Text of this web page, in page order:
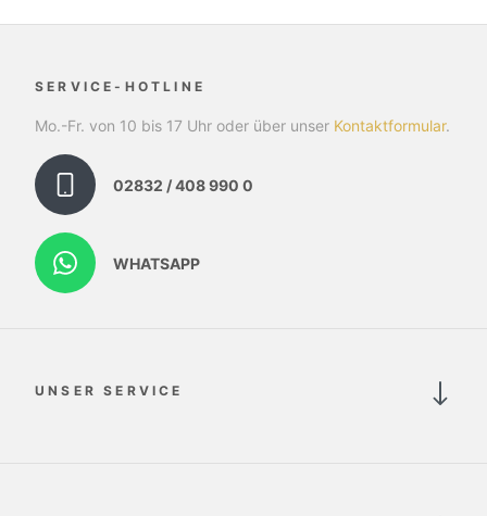
SERVICE-HOTLINE
Mo.-Fr. von 10 bis 17 Uhr oder über unser Kontaktformular.
02832 / 408 990 0
WHATSAPP
UNSER SERVICE